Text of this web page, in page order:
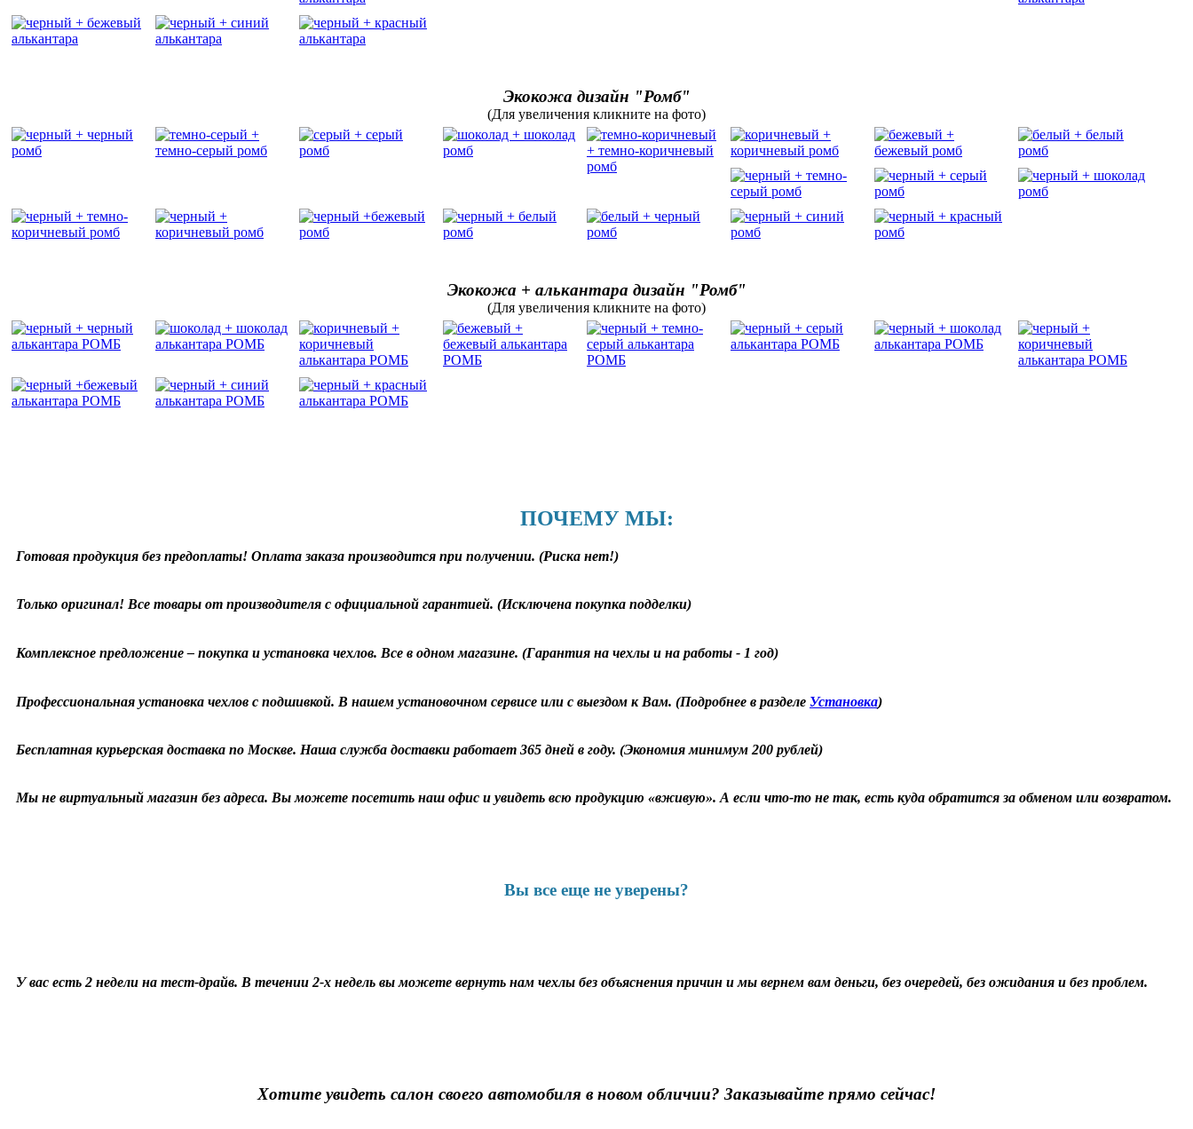
Экокожа дизайн "Ромб"
(Для увеличения кликните на фото)
Экокожа + алькантара дизайн "Ромб"
(Для увеличения кликните на фото)
ПОЧЕМУ МЫ:
Готовая продукция без предоплаты! Оплата заказа производится при получении. (Риска нет!)
Только оригинал! Все товары от производителя с официальной гарантией. (Исключена покупка подделки)
Комплексное предложение – покупка и установка чехлов. Все в одном магазине. (Гарантия на чехлы и на работы - 1 год)
Профессиональная установка чехлов с подшивкой. В нашем установочном сервисе или с выездом к Вам. (Подробнее в разделе Установка)
Бесплатная курьерская доставка по Москве. Наша служба доставки работает 365 дней в году. (Экономия минимум 200 рублей)
Мы не виртуальный магазин без адреса. Вы можете посетить наш офис и увидеть всю продукцию «вживую». А если что-то не так, есть куда обратится за обменом или возвратом.
Вы все еще не уверены?
У вас есть 2 недели на тест-драйв. В течении 2-х недель вы можете вернуть нам чехлы без объяснения причин и мы вернем вам деньги, без очередей, без ожидания и без проблем.
Хотите увидеть салон своего автомобиля в новом обличии? Заказывайте прямо сейчас!